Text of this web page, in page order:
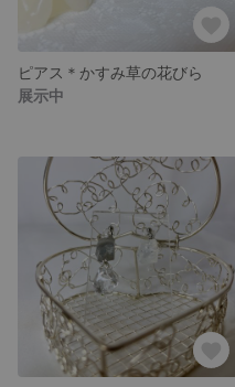
ピアス＊かすみ草の花びら
展示中